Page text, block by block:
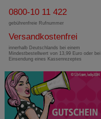
0800-10 11 422
gebührenfreie Rufnummer
Versandkostenfrei
innerhalb Deutschlands bei einem
Mindestbestellwert von 13,99 Euro oder bei
Einsendung eines Kassenrezeptes